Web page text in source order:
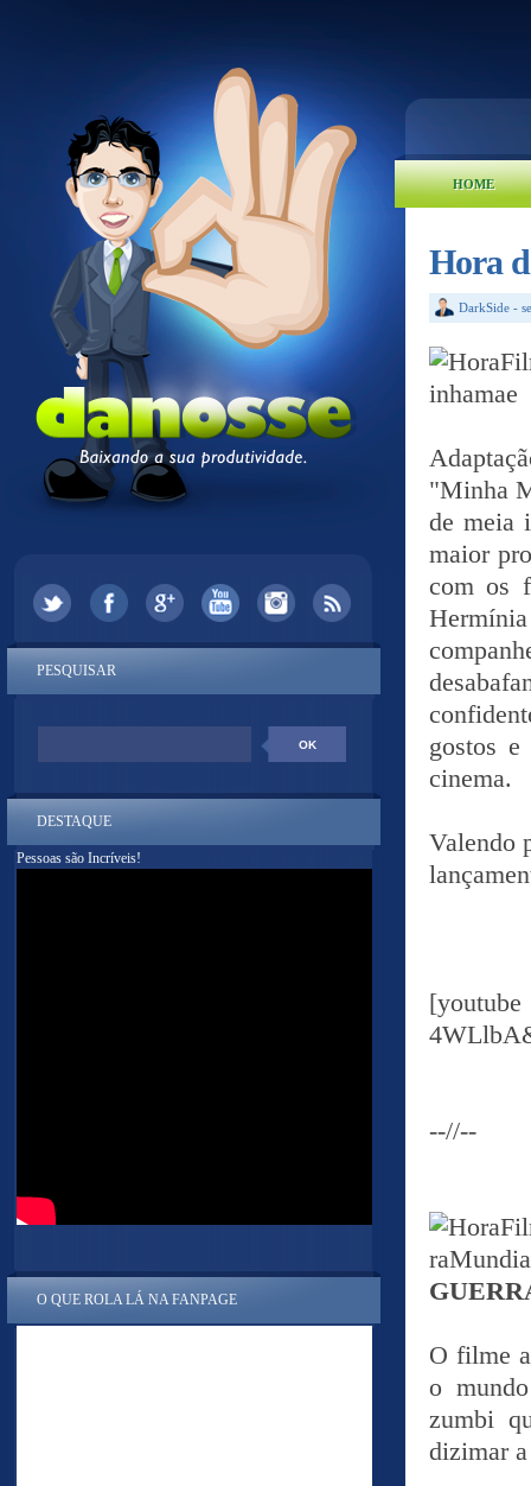
HOME
Hora
DarkSide -
"Minha
de meia
maior
com os
gostos e
cinema.
Valendo
--//--
O filme
o
zumbi
dizimar
PESQUISAR
DESTAQUE
Pessoas são Incríveis!
O QUE ROLA LÁ NA FANPAGE